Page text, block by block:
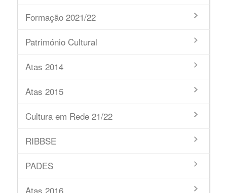
Formação 2021/22
Património Cultural
Atas 2014
Atas 2015
Cultura em Rede 21/22
RIBBSE
PADES
Atas 2016